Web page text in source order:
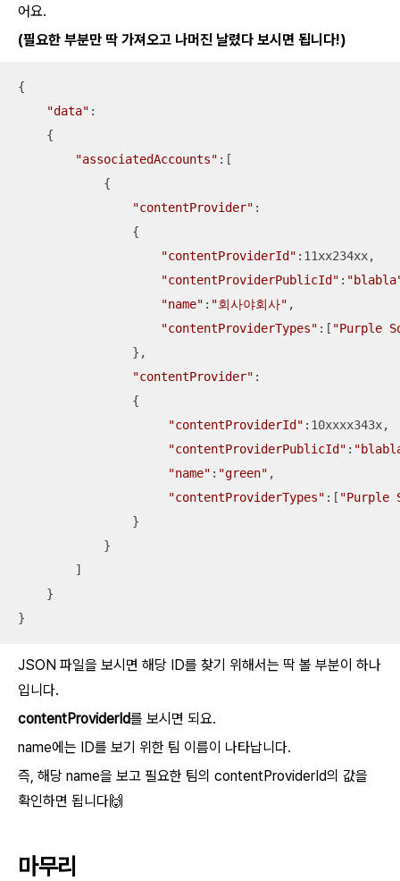
어요.
(필요한 부분만 딱 가져오고 나머진 날렸다 보시면 됩니다!)
{
"data" :
    {
"associatedAccounts" :[
            {
"contentProvider" :
                {
"contentProviderId" :11xx234xx,
"contentProviderPublicId" :
"name" : "회사야회사" ,
"contentProviderTypes" :[ "Purple
                },
"contentProvider" :
                {
"contentProviderId" :10xxxx343x,
"contentProviderPublicId" :
"name" : "green" ,
"contentProviderTypes" :[ "Purple
                }
            }
        ]
    }
}
JSON 파일을 보시면 해당 ID를 찾기 위해서는 딱 볼 부분이 하나
입니다.
contentProviderId를 보시면 되요.
name에는 ID를 보기 위한 팀 이름이 나타납니다.
즉, 해당 name을 보고 필요한 팀의 contentProviderId의 값을
확인하면 됩니다🙌
마무리